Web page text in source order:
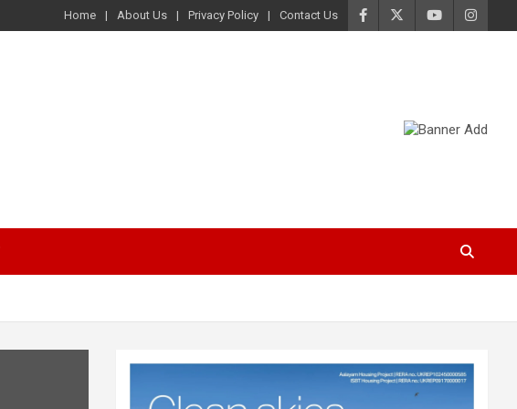
Home About Us Privacy Policy Contact Us